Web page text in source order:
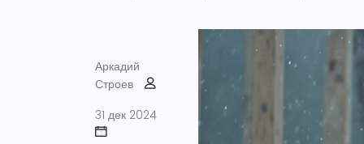
Аркадий
Строев
31 дек 2024